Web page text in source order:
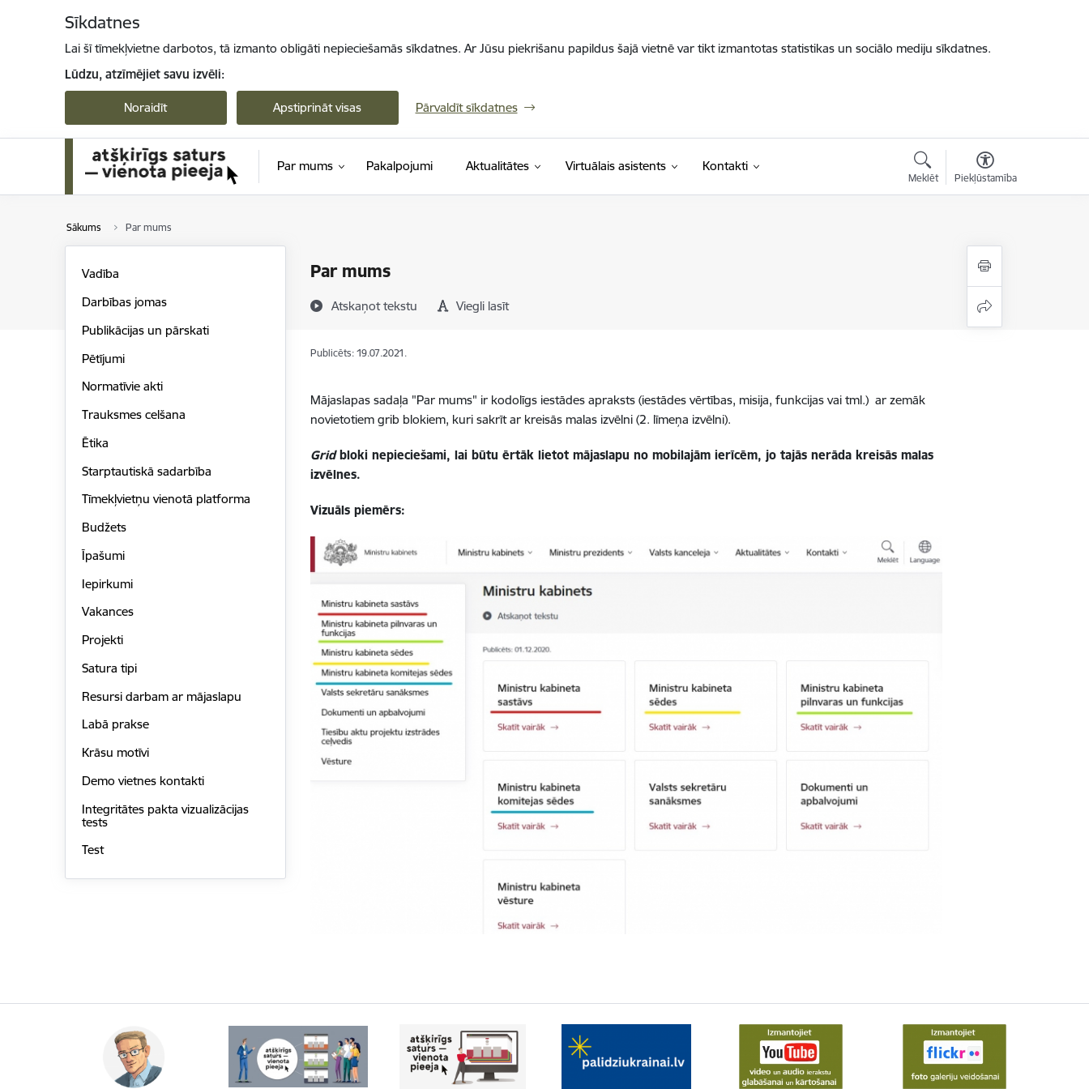
Sīkdatnes
Lai šī tīmekļvietne darbotos, tā izmanto obligāti nepieciešamās sīkdatnes. Ar Jūsu piekrišanu papildus šajā vietnē var tikt izmantotas statistikas un sociālo mediju sīkdatnes.
Lūdzu, atzīmējiet savu izvēli:
Noraidīt Apstiprināt visas Pārvaldīt sīkdatnes
Par mums Pakalpojumi Aktualitātes Virtuālais asistents Kontakti
Meklēt Piekļūstamība
Sākums Par mums
Par mums
Atskaņot tekstu Viegli lasīt
Vadība
Darbības jomas
Publikācijas un pārskati
Pētījumi
Normatīvie akti
Trauksmes celšana
Ētika
Starptautiskā sadarbība
Tīmekļvietņu vienotā platforma
Budžets
Īpašumi
Iepirkumi
Vakances
Projekti
Satura tipi
Resursi darbam ar mājaslapu
Labā prakse
Krāsu motīvi
Demo vietnes kontakti
Integritātes pakta vizualizācijas
tests
Test
Publicēts: 19.07.2021.
Mājaslapas sadaļa "Par mums" ir kodolīgs iestādes apraksts (iestādes vērtības, misija, funkcijas vai tml.) ar zemāk
novietotiem grib blokiem, kuri sakrīt ar kreisās malas izvēlni (2. līmeņa izvēlni).
Gridbloki nepieciešami, lai būtu ērtāk lietot mājaslapu no mobilajām ierīcēm, jo tajās nerāda kreisās malas
izvēlnes.
Vizuāls piemērs: